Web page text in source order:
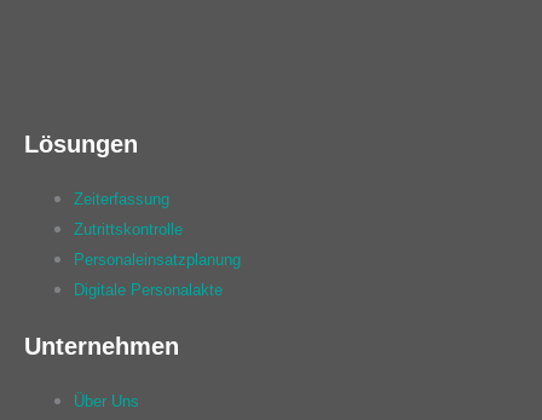
Lösungen
Zeiterfassung
Zutrittskontrolle
Personaleinsatzplanung
Digitale Personalakte
Unternehmen
Über Uns